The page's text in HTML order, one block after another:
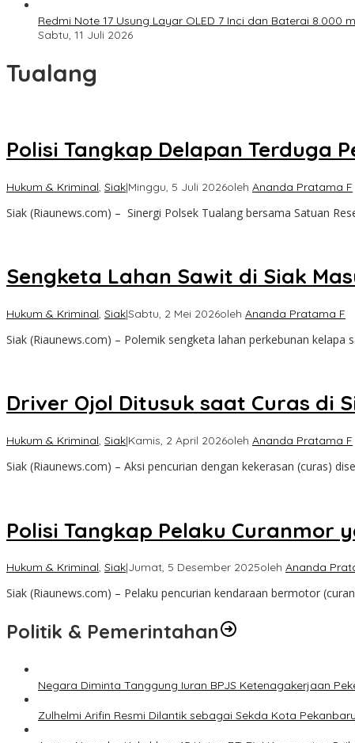
Redmi Note 17 Usung Layar OLED 7 Inci dan Baterai 8.000
Sabtu, 11 Juli 2026
Tualang
Polisi Tangkap Delapan Terduga
Hukum & Kriminal, Siak|Minggu, 5 Juli 2026oleh Ananda Pratama F
Siak (Riaunews.com) – Sinergi Polsek Tualang bersama Satuan
Sengketa Lahan Sawit di Siak
Hukum & Kriminal, Siak|Sabtu, 2 Mei 2026oleh Ananda Pratama F
Siak (Riaunews.com) – Polemik sengketa lahan perkebunan
Driver Ojol Ditusuk saat Curas di
Hukum & Kriminal, Siak|Kamis, 2 April 2026oleh Ananda Pratama F
Siak (Riaunews.com) – Aksi pencurian dengan kekerasan (curas)
Polisi Tangkap Pelaku Curanmor
Hukum & Kriminal, Siak|Jumat, 5 Desember 2025oleh Ananda
Siak (Riaunews.com) – Pelaku pencurian kendaraan bermotor
Politik & Pemerintahan
Negara Diminta Tanggung Iuran BPJS Ketenagakerjaan
Zulhelmi Arifin Resmi Dilantik sebagai Sekda Kota Pekanbaru